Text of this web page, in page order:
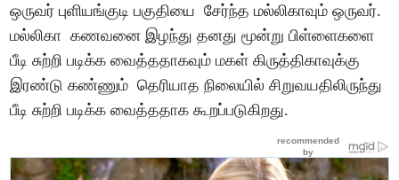
ஒருவர் புளியங்குடி பகுதியை சேர்ந்த மல்லிகாவும் ஒருவர்.
மல்லிகா கணவனை இழந்து தனது மூன்று பிள்ளைகளை
பீடி சுற்றி படிக்க வைத்ததாகவும் மகள் கிருத்திகாவுக்கு
இரண்டு கண்ணும் தெரியாத நிலையில் சிறுவயதிலிருந்து
பீடி சுற்றி படிக்க வைத்ததாக கூறப்படுகிறது.